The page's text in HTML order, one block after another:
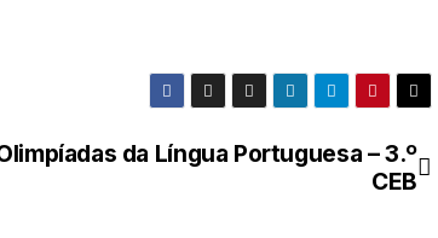
da Língua Portuguesa – 3.º
CEB